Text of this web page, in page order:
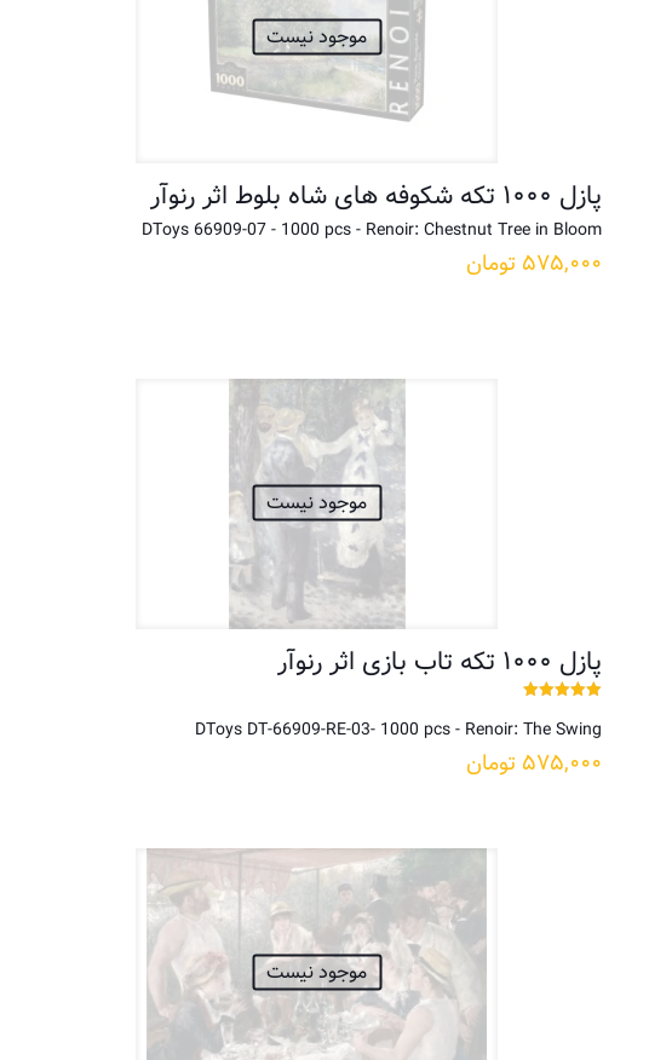
موجود نیست
پازل ۱۰۰۰ تکه شکوفه های شاه بلوط اثر رنوآر
DToys 66909-07 - 1000 pcs - Renoir: Chestnut Tree in Bloom
۵۷۵,۰۰۰ تومان
موجود نیست
پازل ۱۰۰۰ تکه تاب بازی اثر رنوآر
5.00
از 5
DToys DT-66909-RE-03- 1000 pcs - Renoir: The Swing
۵۷۵,۰۰۰ تومان
موجود نیست